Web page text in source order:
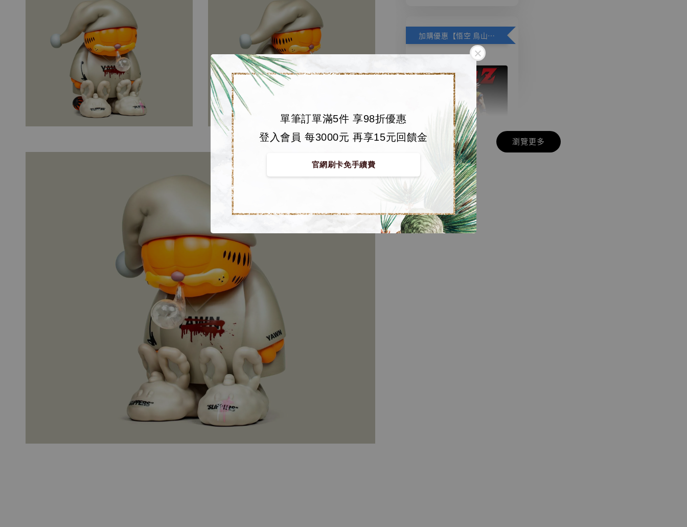
單筆訂單滿5件 享98折優惠
登入會員 每3000元 再享15元回饋金
官網刷卡免手續費
加購優惠【悟空 鳥山明紀念款 [奇蹟工作室]】
【店內現貨】七龍珠
系列蒐藏雕像 悟空
鳥山明紀念款 [奇蹟
工作室]
NT$ 4,280
NT$ 5,580
瀏覽更多